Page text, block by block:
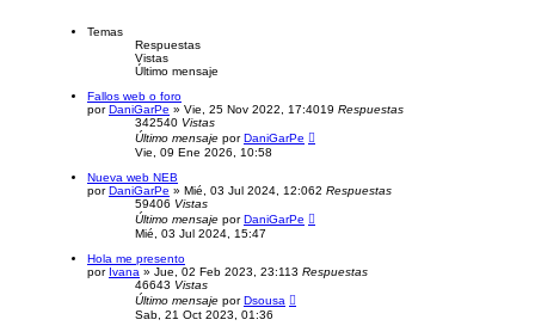
a
e
d
a
a
a
n
z
a
a
Temas
Respuestas
Vistas
Último mensaje
Fallos web o foro
por DaniGarPe » Vie, 25 Nov 2022, 17:4019 Respuestas
342540 Vistas
Último mensaje por DaniGarPe
Vie, 09 Ene 2026, 10:58
Nueva web NEB
por DaniGarPe » Mié, 03 Jul 2024, 12:062 Respuestas
59406 Vistas
Último mensaje por DaniGarPe
Mié, 03 Jul 2024, 15:47
Hola me presento
por Ivana » Jue, 02 Feb 2023, 23:113 Respuestas
46643 Vistas
Último mensaje por Dsousa
Sab, 21 Oct 2023, 01:36